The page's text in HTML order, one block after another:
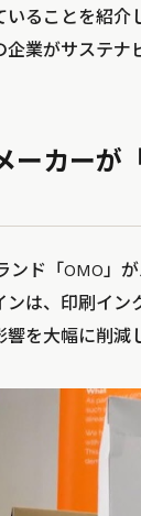
ることを紹
業がサステ
ーカー
ンド「OMO」
は、印刷イ
を大幅に削減